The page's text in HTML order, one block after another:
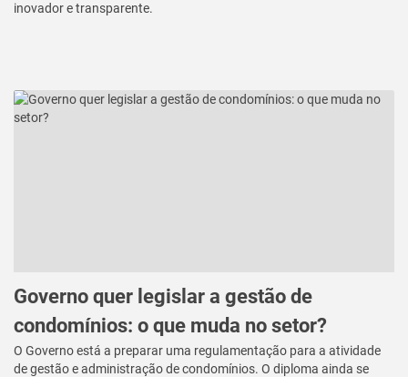
inovador e transparente.
Governo quer legislar a gestão de
condomínios: o que muda no setor?
O Governo está a preparar uma regulamentação para a atividade
de gestão e administração de condomínios. O diploma ainda se